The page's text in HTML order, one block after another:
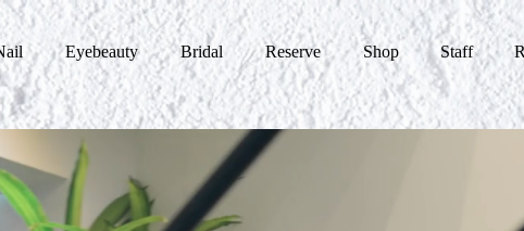
Eyebeauty Bridal Reserve Shop Staff